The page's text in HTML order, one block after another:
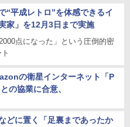
“平成レトロ”を体感できるイ
家」を12月3日まで実施
点になった」という圧倒的密
の衛星インターネット「P
の協業に合意、
どに置く「足裏まであったか